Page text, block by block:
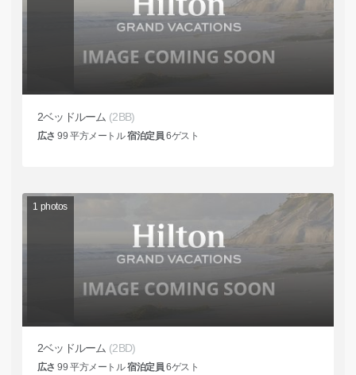
2ベッドルーム (2BB)
広さ 99 平方メートル宿泊定員 6ゲスト
1 photos
2ベッドルーム (2BD)
広さ 99 平方メートル宿泊定員 6ゲスト